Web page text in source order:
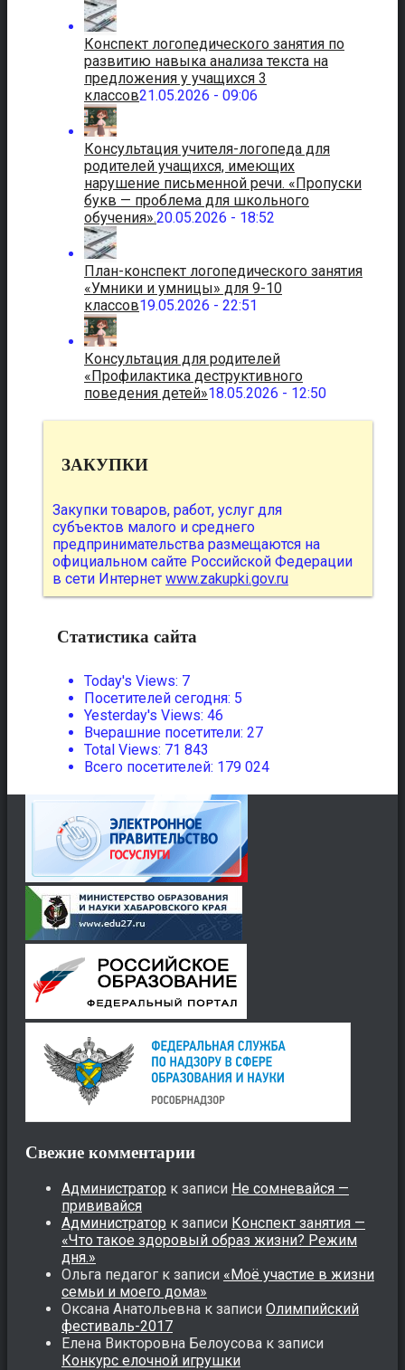
Конспект логопедического занятия по
развитию навыка анализа текста на
предложения у учащихся 3
классов21.05.2026 - 09:06
Консультация учителя-логопеда для
родителей учащихся, имеющих
нарушение письменной речи. «Пропуски
букв — проблема для школьного
обучения».20.05.2026 - 18:52
План-конспект логопедического занятия
«Умники и умницы» для 9-10
классов19.05.2026 - 22:51
Консультация для родителей
«Профилактика деструктивного
поведения детей»18.05.2026 - 12:50
ЗАКУПКИ
Закупки товаров, работ, услуг для
субъектов малого и среднего
предпринимательства размещаются на
официальном сайте Российской Федерации
в сети Интернет www.zakupki.gov.ru
Статистика сайта
Today's Views: 7
Посетителей сегодня: 5
Yesterday's Views: 46
Вчерашние посетители: 27
Total Views: 71 843
Всего посетителей: 179 024
Свежие комментарии
Администратор к записи Не сомневайся —
прививайся
Администратор к записи Конспект занятия —
«Что такое здоровый образ жизни? Режим
дня.»
Ольга педагог к записи «Моё участие в жизни
семьи и моего дома»
Оксана Анатольевна к записи Олимпийский
фестиваль-2017
Елена Викторовна Белоусова к записи
Конкурс елочной игрушки